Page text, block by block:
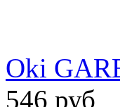
Oki
546 руб